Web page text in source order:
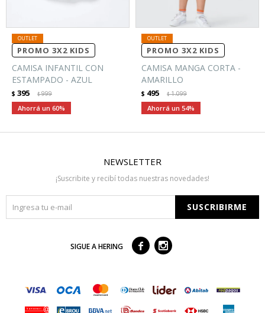
PROMO 3X2 KIDS
CAMISA INFANTIL CON
ESTAMPADO - AZUL
$ 395 $999
60
PROMO 3X2 KIDS
CAMISA MANGA CORTA -
AMARILLO
$ 495 $1.099
54
NEWSLETTER
¡Suscribite y recibí todas nuestras novedades!
SUSCRIBIRME
SIGUE A HERING  